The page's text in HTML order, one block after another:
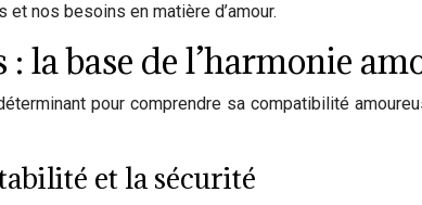
nos besoins en matière d’amour.
la base de l’harmonie
pour comprendre sa compatibilité
et la sécurité